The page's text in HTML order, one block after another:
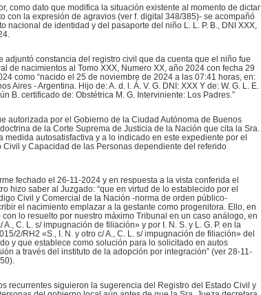
como dato que modifica la situación existente al momento de dictar
con la expresión de agravios (ver f. digital 348/385)- se acompañó
nacional de identidad y del pasaporte del niño L. L. P. B., DNI XXX,
adjuntó constancia del registro civil que da cuenta que el niño fue
de nacimientos al Tomo XXX, Numero XX, año 2024 con fecha 29
como “nacido el 25 de noviembre de 2024 a las 07:41 horas, en:
Aires - Argentina. Hijo de: A. d. l. Á. V. G. DNI: XXX Y de: W. G. L. E.
B. certificado de: Obstétrica M. G. Interviniente: Los Padres.”
autorizada por el Gobierno de la Ciudad Autónoma de Buenos
de la Corte Suprema de Justicia de la Nación que cita la Sra.
medida autosatisfactiva y a lo indicado en este expediente por el
Civil y Capacidad de las Personas dependiente del referido
fechado el 26-11-2024 y en respuesta a la vista conferida el
hizo saber al Juzgado: “que en virtud de lo establecido por el
Civil y Comercial de la Nación -norma de orden público-
el nacimiento emplazar a la gestante como progenitora. Ello, en
lo resuelto por nuestro máximo Tribunal en un caso análogo, en
A., C. L. s/ impugnación de filiación» y por I. N. S. y L. G. P. en la
2/RH2 «S., I. N. y otro c/ A., C. L. s/ impugnación de filiación» del
y que establece como solución para lo solicitado en autos
a través del instituto de la adopción por integración” (ver 28-11-
recurrentes siguieron la sugerencia del Registro del Estado Civil y